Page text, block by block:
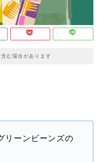
む場合があります
リーンビーンズの